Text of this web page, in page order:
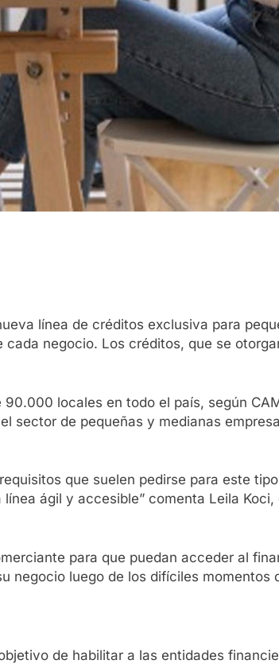
línea de créditos exclusiva para
negocio. Los créditos, que se
locales en todo el país, según
sector de pequeñas y medianas
que suelen pedirse para este
ágil y accesible” comenta Leila
para que puedan acceder al
negocio luego de los difíciles momentos
de habilitar a las entidades